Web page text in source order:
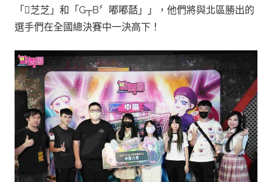
「芝芝」和「G┬B〞嘟嘟嚭」」，他們將與北區勝出的
選手們在全國總決賽中一決高下！